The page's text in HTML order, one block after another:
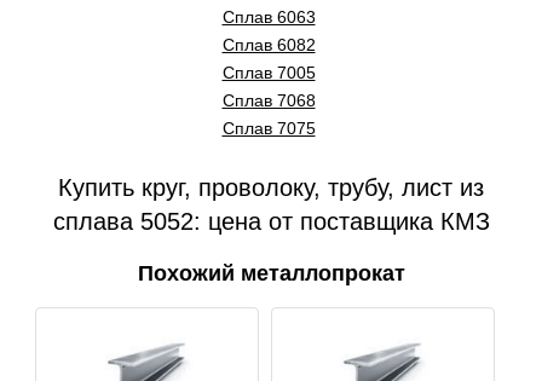
Сплав 6063
Сплав 6082
Сплав 7005
Сплав 7068
Сплав 7075
Купить круг, проволоку, трубу, лист из
сплава 5052: цена от поставщика КМЗ
Похожий металлопрокат